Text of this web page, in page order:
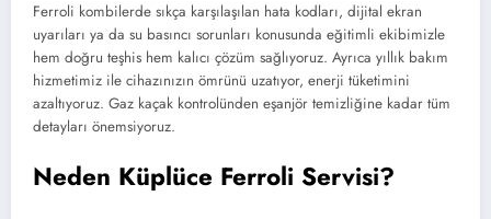
Ferroli kombilerde sıkça karşılaşılan hata kodları, dijital ekran
uyarıları ya da su basıncı sorunları konusunda eğitimli ekibimizle
hem doğru teşhis hem kalıcı çözüm sağlıyoruz. Ayrıca yıllık bakım
hizmetimiz ile cihazınızın ömrünü uzatıyor, enerji tüketimini
azaltıyoruz. Gaz kaçak kontrolünden eşanjör temizliğine kadar tüm
detayları önemsiyoruz.
Neden Küplüce Ferroli Servisi?